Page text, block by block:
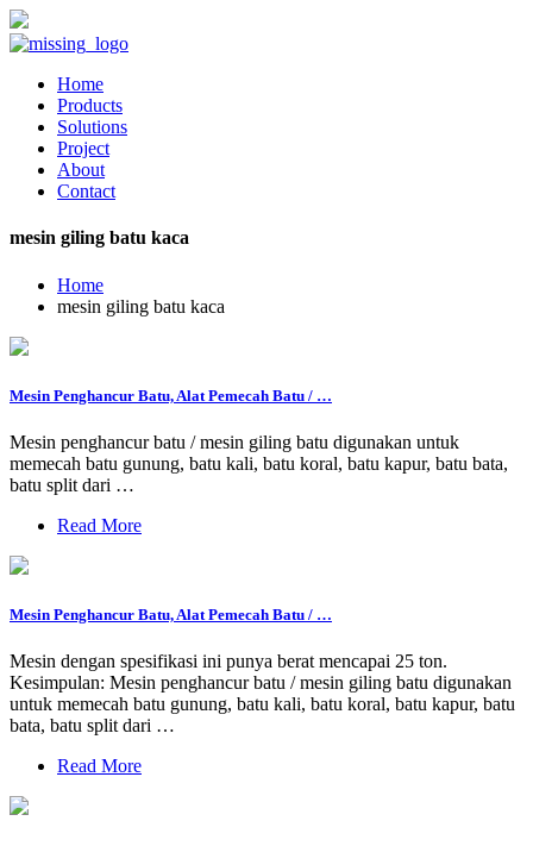
Home
Products
Solutions
Project
About
Contact
mesin giling batu kaca
Home
mesin giling batu kaca
Mesin Penghancur Batu, Alat Pemecah Batu / …
Mesin penghancur batu / mesin giling batu digunakan untuk
memecah batu gunung, batu kali, batu koral, batu kapur, batu bata,
batu split dari …
Read More
Mesin Penghancur Batu, Alat Pemecah Batu / …
Mesin dengan spesifikasi ini punya berat mencapai 25 ton.
Kesimpulan: Mesin penghancur batu / mesin giling batu digunakan
untuk memecah batu gunung, batu kali, batu koral, batu kapur, batu
bata, batu split dari …
Read More